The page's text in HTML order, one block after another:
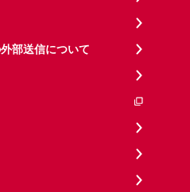
部送信について